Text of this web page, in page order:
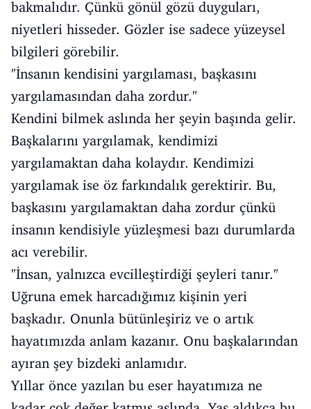
bakmalıdır. Çünkü gönül gözü duyguları,
niyetleri hisseder. Gözler ise sadece yüzeysel
bilgileri görebilir.
"İnsanın kendisini yargılaması, başkasını
yargılamasından daha zordur."
Kendini bilmek aslında her şeyin başında gelir.
Başkalarını yargılamak, kendimizi
yargılamaktan daha kolaydır. Kendimizi
yargılamak ise öz farkındalık gerektirir. Bu,
başkasını yargılamaktan daha zordur çünkü
insanın kendisiyle yüzleşmesi bazı durumlarda
acı verebilir.
"İnsan, yalnızca evcilleştirdiği şeyleri tanır."
Uğruna emek harcadığımız kişinin yeri
başkadır. Onunla bütünleşiriz ve o artık
hayatımızda anlam kazanır. Onu başkalarından
ayıran şey bizdeki anlamıdır.
Yıllar önce yazılan bu eser hayatımıza ne